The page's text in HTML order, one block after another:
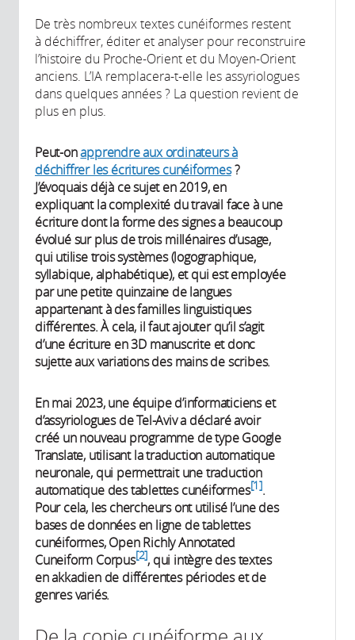
De très nombreux textes cunéiformes restent
à déchiffrer, éditer et analyser pour reconstruire
l’histoire du Proche-Orient et du Moyen-Orient
anciens. L’IA remplacera-t-elle les assyriologues
dans quelques années ? La question revient de
plus en plus.
Peut-onapprendre aux ordinateurs à
déchiffrer les écritures cunéiformes?
J’évoquais déjà ce sujet en 2019, en
expliquant la complexité du travail face à une
écriture dont la forme des signes a beaucoup
évolué sur plus de trois millénaires d’usage,
qui utilise trois systèmes (logographique,
syllabique, alphabétique), et qui est employée
par une petite quinzaine de langues
appartenant à des familles linguistiques
différentes. À cela, il faut ajouter qu’il s’agit
d’une écriture en 3D manuscrite et donc
sujette aux variations des mains de scribes.
En mai 2023, une équipe d’informaticiens et
d’assyriologues de Tel-Aviv a déclaré avoir
créé un nouveau programme de type Google
Translate, utilisant la traduction automatique
neuronale, qui permettrait une traduction
automatique des tablettes cunéiformes 1 .
Pour cela, les chercheurs ont utilisé l’une des
bases de données en ligne de tablettes
cunéiformes, Open Richly Annotated
Cuneiform Corpus 2 , qui intègre des textes
en akkadien de différentes périodes et de
genres variés.